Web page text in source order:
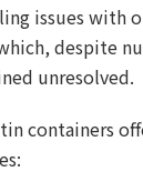
issues with
despite
unresolved.
containers